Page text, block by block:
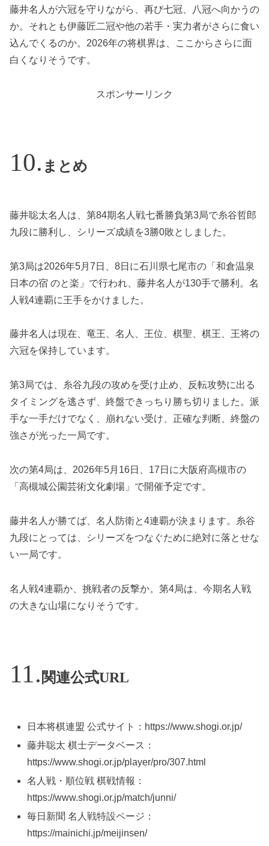
藤井名人が六冠を守りながら、再び七冠、八冠へ向かうの
か。それとも伊藤匠二冠や他の若手・実力者がさらに食い
込んでくるのか。2026年の将棋界は、ここからさらに面
白くなりそうです。
スポンサーリンク
まとめ
藤井聡太名人は、第84期名人戦七番勝負第3局で糸谷哲郎
九段に勝利し、シリーズ成績を3勝0敗としました。
第3局は2026年5月7日、8日に石川県七尾市の「和倉温泉
日本の宿 のと楽」で行われ、藤井名人が130手で勝利。名
人戦4連覇に王手をかけました。
藤井名人は現在、竜王、名人、王位、棋聖、棋王、王将の
六冠を保持しています。
第3局では、糸谷九段の攻めを受け止め、反転攻勢に出る
タイミングを逃さず、終盤できっちり勝ち切りました。派
手な一手だけでなく、崩れない受け、正確な判断、終盤の
強さが光った一局です。
次の第4局は、2026年5月16日、17日に大阪府高槻市の
「高槻城公園芸術文化劇場」で開催予定です。
藤井名人が勝てば、名人防衛と4連覇が決まります。糸谷
九段にとっては、シリーズをつなぐために絶対に落とせな
い一局です。
名人戦4連覇か、挑戦者の反撃か。第4局は、今期名人戦
の大きな山場になりそうです。
関連公式URL
日本将棋連盟 公式サイト：https://www.shogi.or.jp/
藤井聡太 棋士データベース：
https://www.shogi.or.jp/player/pro/307.html
名人戦・順位戦 棋戦情報：
https://www.shogi.or.jp/match/junni/
毎日新聞 名人戦特設ページ：
https://mainichi.jp/meijinsen/